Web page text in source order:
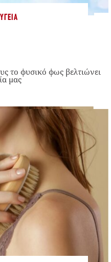
το φυσικό φως βελτιώνει
μας